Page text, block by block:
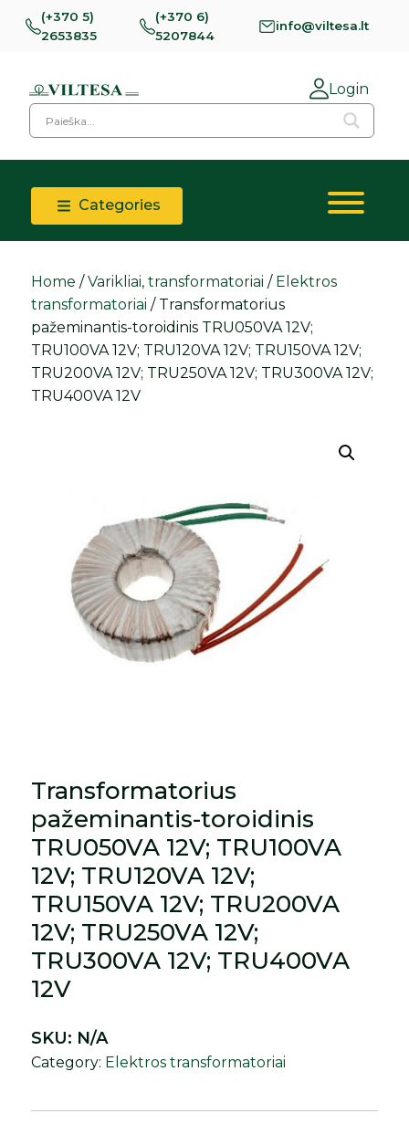
(+370 5)
2653835
(+370 6)
5207844
info@viltesa.lt
Login
Categories
Home /Varikliai, transformatoriai / Elektros
transformatoriai / Transformatorius
pažeminantis-toroidinis TRU050VA 12V;
TRU100VA 12V; TRU120VA 12V; TRU150VA 12V;
TRU200VA 12V; TRU250VA 12V; TRU300VA 12V;
TRU400VA 12V
Transformatorius
pažeminantis-toroidinis
TRU050VA 12V; TRU100VA
12V; TRU120VA 12V;
TRU150VA 12V; TRU200VA
12V; TRU250VA 12V;
TRU300VA 12V; TRU400VA
12V
SKU: N/A
Category: Elektros transformatoriai